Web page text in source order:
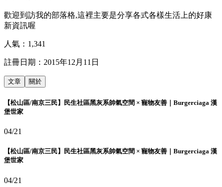
歡迎到訪我的部落格,這裡主要是分享各式各樣生活上的好康
新資訊喔
人氣： 1,341
註冊日期： 2015年12月11日
文章 關於
【松山區/南京三民】民生社區黑灰系帥氣空間 × 寵物友善｜Burgerciaga 漢
堡世家
04/21
【松山區/南京三民】民生社區黑灰系帥氣空間 × 寵物友善｜Burgerciaga 漢
堡世家
04/21